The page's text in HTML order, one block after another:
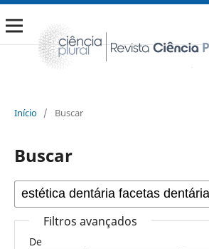
Início / Buscar
Buscar
Filtros avançados
De